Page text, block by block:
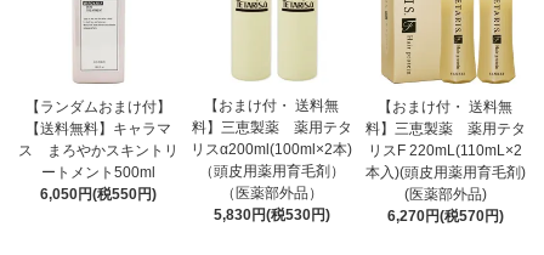
【ランダムおまけ付】
【送料無料】キャラマ
ス まろやかスキントリ
ートメント500ml
6,050円(税550円)
【おまけ付・ 送料無
料】三恵製薬 薬用テタ
リスα200ml(100ml×2本)
（頭皮用薬用育毛剤）
（医薬部外品）
5,830円(税530円)
【おまけ付・ 送料無
料】三恵製薬 薬用テタ
リスF 220mL(110mL×2
本入)(頭皮用薬用育毛剤)
(医薬部外品)
6,270円(税570円)